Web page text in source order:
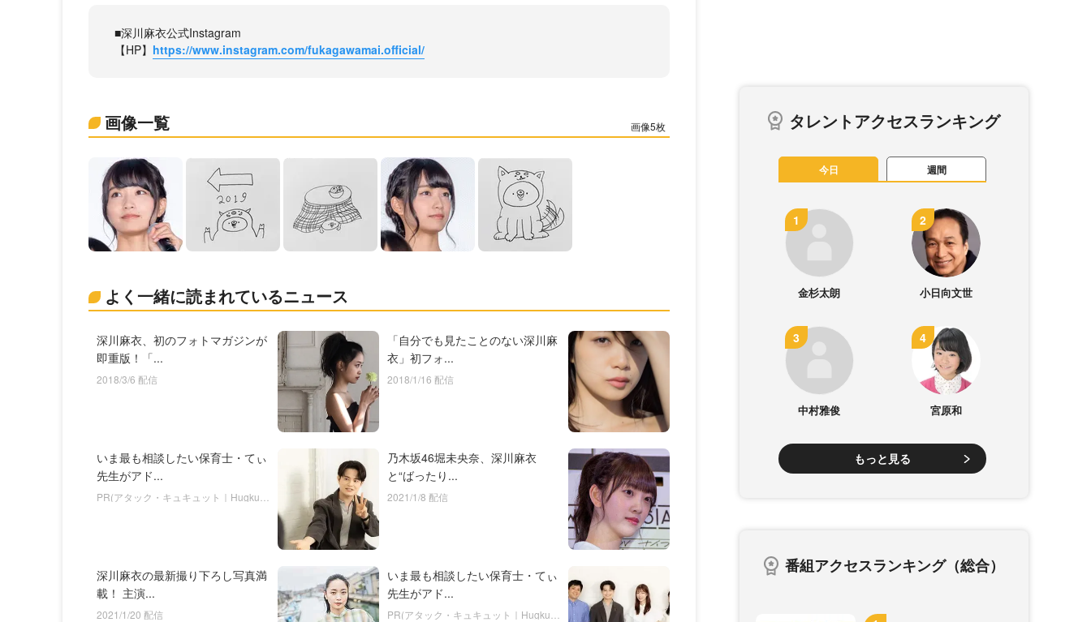
■深川麻衣公式Instagram
【HP】 https://www.instagram.com/fukagawamai.official/
画像一覧 5
よく一緒に読まれているニュース
深川麻衣、初のフォトマガジンが
即重版！「...
2018/3/6 配信
「自分でも見たことのない深川麻
衣」初フォ...
2018/1/16 配信
いま最も相談したい保育士・てぃ
先生がアド...
乃木坂46堀未央奈、深川麻衣
と“ばったり...
2021/1/8 配信
深川麻衣の最新撮り下ろし写真満
載！ 主演...
2021/1/20 配信
いま最も相談したい保育士・てぃ
先生がアド...
タレントアクセスランキング
今日 週間
金杉太朗 小日向文世
中村雅俊 宮原和
もっと見る
番組アクセスランキング（総合）